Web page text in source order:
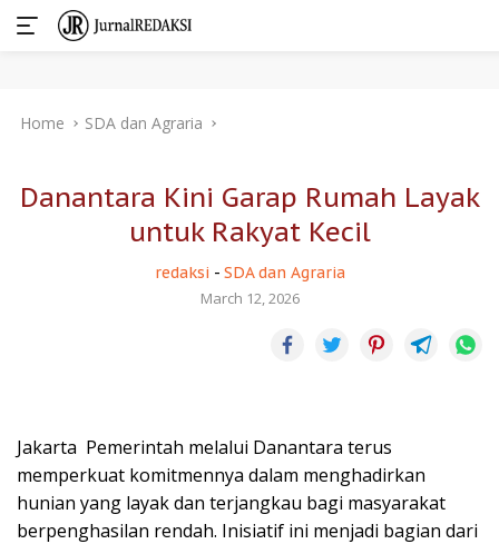
Home SDA dan Agraria
Danantara Kini Garap Rumah Layak
untuk Rakyat Kecil
redaksi - SDA dan Agraria
March 12, 2026
Jakarta  Pemerintah melalui Danantara terus
memperkuat komitmennya dalam menghadirkan
hunian yang layak dan terjangkau bagi masyarakat
berpenghasilan rendah. Inisiatif ini menjadi bagian dari